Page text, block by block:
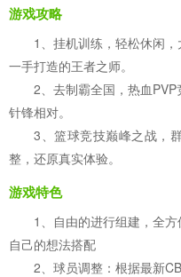
游戏攻略
1、挂机训练，轻松休闲
一手打造的王者之师。
2、去制霸全国，热血
针锋相对。
3、篮球竞技巅峰之战，
整，还原真实体验。
游戏特色
1、自由的进行组建，全
自己的想法搭配
2、球员调整：根据最新